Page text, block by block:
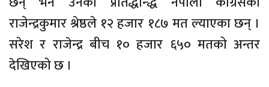
राजेन्द्रकुमार श्रेष्ठले १२ हजार १८७ मत ल्याएका छन् ।
सरेश र राजेन्द्र बीच १० हजार ६५० मतको अन्तर
देखिएको छ ।